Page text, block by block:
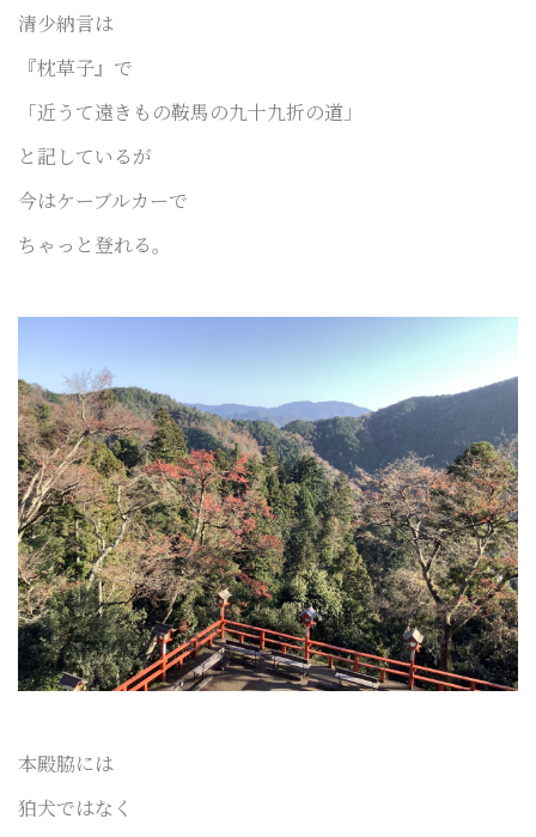
清少納言は
『枕草子』で
「近うて遠きもの鞍馬の九十九折の道」
と記しているが
今はケーブルカーで
ちゃっと登れる。
本殿脇には
狛犬ではなく